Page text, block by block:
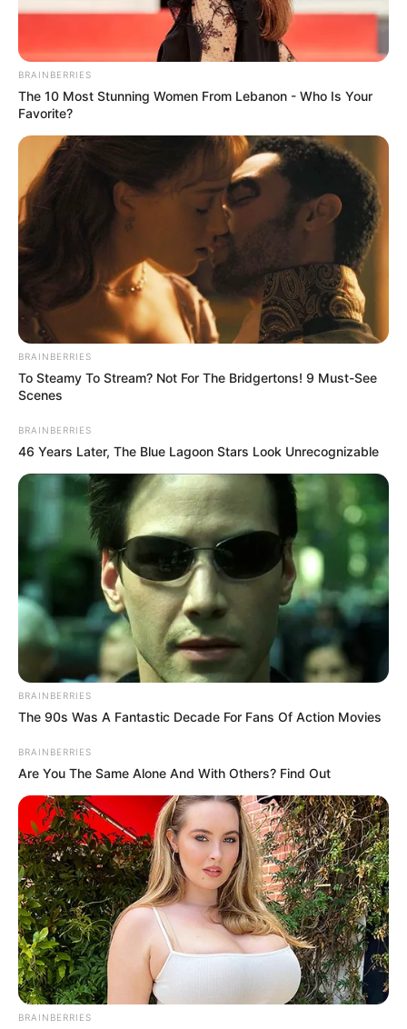
BRAINBERRIES
The 10 Most Stunning Women From Lebanon - Who Is Your
Favorite?
BRAINBERRIES
To Steamy To Stream? Not For The Bridgertons! 9 Must-See
Scenes
BRAINBERRIES
46 Years Later, The Blue Lagoon Stars Look Unrecognizable
BRAINBERRIES
The 90s Was A Fantastic Decade For Fans Of Action Movies
BRAINBERRIES
Are You The Same Alone And With Others? Find Out
BRAINBERRIES